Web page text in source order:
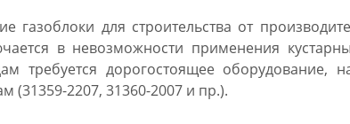
газоблоки для строительства от
в невозможности применения
требуется дорогостоящее оборудование,
(31359-2207, 31360-2007 и пр.).